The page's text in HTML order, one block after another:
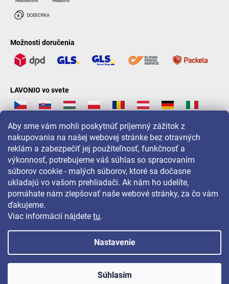
Aby sme vám mohli poskytnúť príjemný zážitok z
nakupovania na našej webovej stránke bez otravných
reklám a zabezpečiť jej použiteľnosť, funkčnosť a
výkonnosť, potrebujeme váš súhlas so spracovaním
súborov cookie - malých súborov, ktoré sa dočasne
ukladajú vo vašom prehliadači. Ak nám ho udelíte,
pomáhate nám zlepšovať naše webové stránky, za čo vám
ďakujeme.
Viac informácií nájdete tu.
Nastavenie
Súhlasím
Možnosti doručenia
LAVONIO vo svete
Pre akcie, súťaže a zľavy nás sledujte na:
Copyright 2026 LAVONIO.sk. Všetky práva vyhradené.